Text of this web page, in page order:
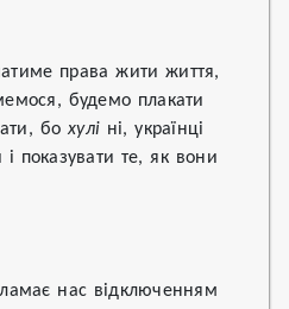
права жити життя,
будемо плакати
бо хулі ні, українці
показувати те, як вони
нас відключенням